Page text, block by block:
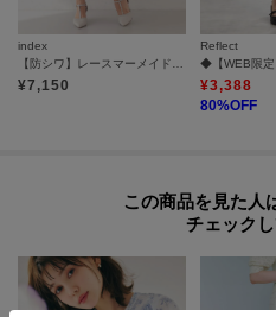
index
【防シワ】レースマーメイドスカート《洗濯機OK／イージーアイロン》
¥7,150
Reflect
¥3,388
80%OFF
この商品を見た人
チェック